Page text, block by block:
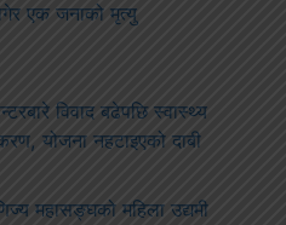
एक जनाको मृत्यु
विवाद बढेपछि स्वास्थ्य
योजना नहटाइएको दाबी
महासङ्घको महिला उद्यमी